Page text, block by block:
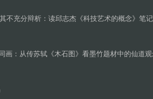
不充分辩析：读邱志杰《科技艺术的概念》笔
：从传苏轼《木石图》看墨竹题材中的仙道观